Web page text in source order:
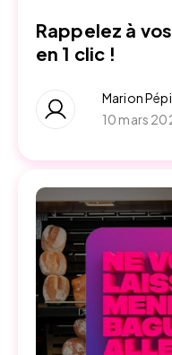
Rappelez à
en 1 clic !
Marion
10 mars